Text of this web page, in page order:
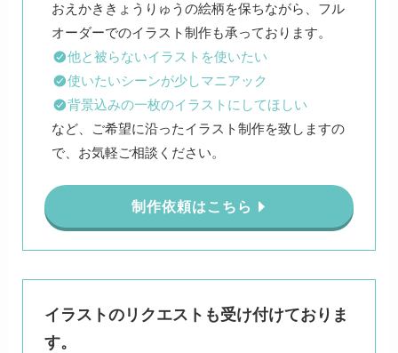
おえかききょうりゅうの絵柄を保ちながら、フル
他と被らないイラストを使いたい
使いたいシーンが少しマニアック
背景込みの一枚のイラストにしてほしい
など、ご希望に沿ったイラスト制作を致しますの
で、お気軽ご相談ください。
制作依頼はこちら
イラストのリクエストも受け付けておりま
す。